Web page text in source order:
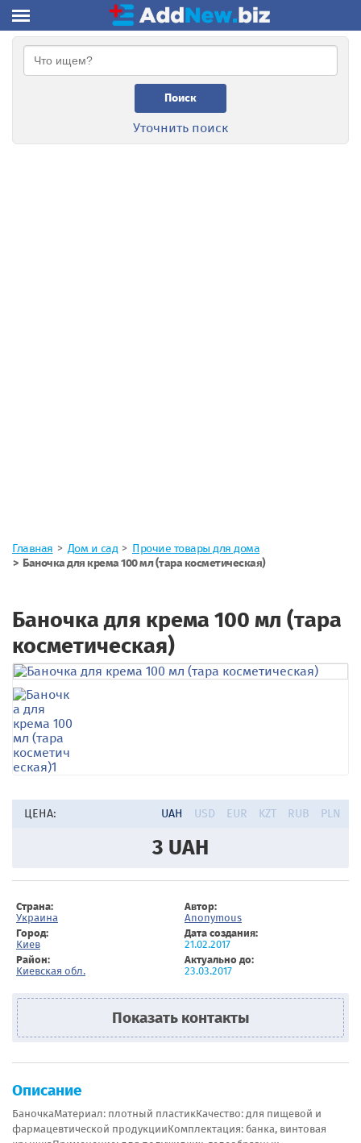
Поиск
Уточнить поиск
Главная Дом и сад
Прочие товары для дома
Баночка для крема 100 мл (тара косметическая)
Баночка для крема 100 мл (тара
косметическая)
ЦЕНА: UAH USD EUR KZT RUB PLN
3 UAH
Страна:
Украина
Автор:
Anonymous
Город:
Киев
Дата создания:
21.02.2017
Район:
Киевская обл.
Актуально до:
23.03.2017
Показать контакты
Описание
БаночкаМатериал: плотный пластикКачество: для пищевой и
фармацевтической продукцииКомплектация: банка, винтовая